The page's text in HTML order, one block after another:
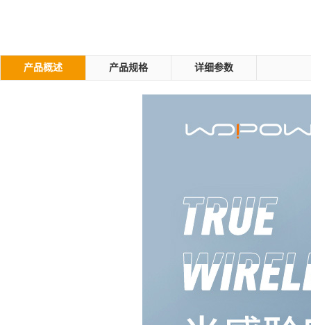
产品概述 产品规格 详细参数